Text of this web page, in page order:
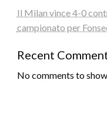
Il Milan vince 4-0
campionato per
Recent
No comments to show.